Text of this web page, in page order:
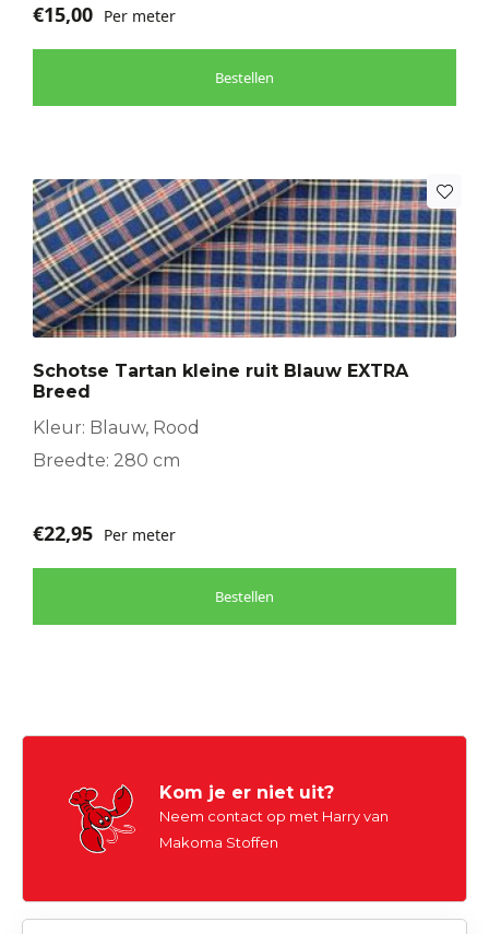
€15,00 Per meter
Bestellen
Schotse Tartan kleine ruit Blauw EXTRA
Breed
Kleur: Blauw, Rood
Breedte: 280 cm
€22,95 Per meter
Bestellen
Kom je er niet uit?
Neem contact op met Harry van
Makoma Stoffen